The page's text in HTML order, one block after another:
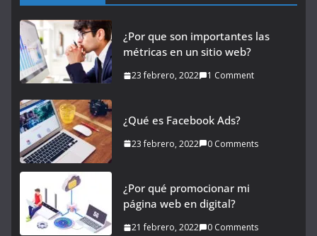
¿Por que son importantes las
métricas en un sitio web?
23 febrero, 2022 1 Comment
¿Qué es Facebook Ads?
23 febrero, 2022 0 Comments
¿Por qué promocionar mi
página web en digital?
21 febrero, 2022 0 Comments